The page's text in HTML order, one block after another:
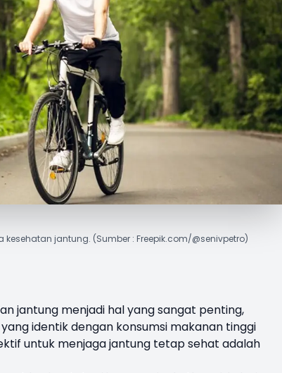
jantung. (Sumber : Freepik.com/@senivpetro)
jantung menjadi hal yang sangat penting,
identik dengan konsumsi makanan tinggi
untuk menjaga jantung tetap sehat adalah